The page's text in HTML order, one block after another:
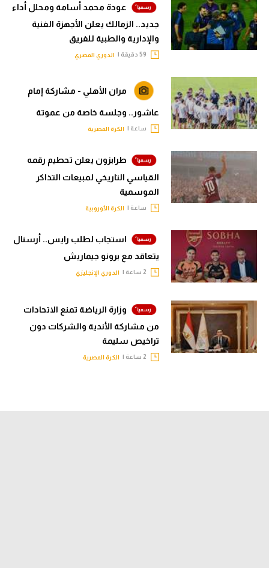
عودة محمد أسامة ومحلل أداء
جديد.. الزمالك يعلن الأجهزة الفنية
والإدارية والطبية للفريق
الدوري المصري
مران الأهلي - مشاركة إمام
عاشور.. وجلسة خاصة من عموتة
ساعة | الكرة المصرية
طرابزون يعلن تحطيم رقمه
القياسي التاريخي لمبيعات التذاكر
الموسمية
ساعة | الكرة الأوروبية
استجاب لطلب رايس.. أرسنال
يتعاقد مع برونو جيماريش
الدوري الإنجليزي
وزارة الرياضة تمنع الاتحادات
من مشاركة الأندية والشركات دون
تراخيص سليمة
الكرة المصرية